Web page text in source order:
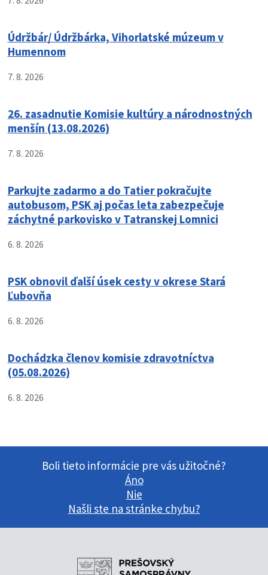
Údržbár/ Údržbárka, Vihorlatské múzeum v
Humennom
7. 8. 2026
26. zasadnutie Komisie kultúry a národnostných
menšín (13.08.2026)
7. 8. 2026
Parkujte zadarmo a do Tatier pokračujte
autobusom, PSK aj počas leta zabezpečuje
záchytné parkovisko v Tatranskej Lomnici
6. 8. 2026
PSK obnovil ďalší úsek cesty v okrese Stará
Ľubovňa
6. 8. 2026
Dochádzka členov komisie zdravotníctva
(05.08.2026)
6. 8. 2026
Boli tieto informácie pre vás užitočné?
Áno
Nie
Našli ste na stránke chybu?